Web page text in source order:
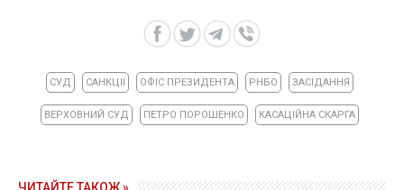
СУД САНКЦІЇ ОФІС ПРЕЗИДЕНТА РНБО ЗАСІДАННЯ
ВЕРХОВНИЙ СУД ПЕТРО ПОРОШЕНКО КАСАЦІЙНА СКАРГА